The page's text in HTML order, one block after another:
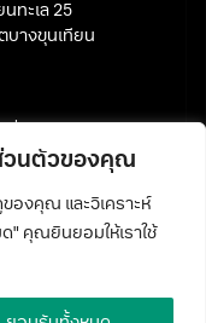
วนตัวของคุณ
องคุณ และวิเคราะห์
" คุณยินยอมให้เราใช้
ทะเล 25
บางขุนเทียน